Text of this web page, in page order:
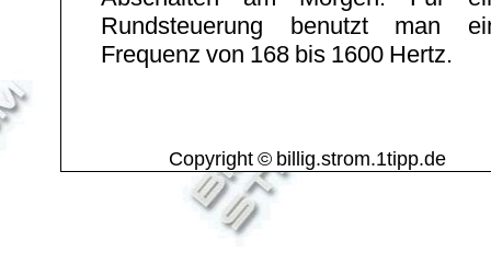
Rundsteuerung benutzt man
Frequenz von 168 bis 1600 Hertz.
Copyright © billig.strom.1tipp.de